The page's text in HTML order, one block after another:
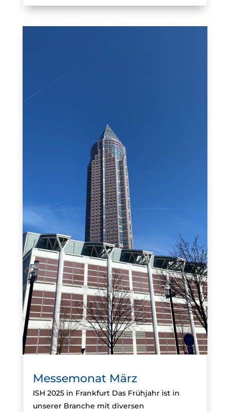
Messemonat März
ISH 2025 in Frankfurt Das Frühjahr ist in
unserer Branche mit diversen